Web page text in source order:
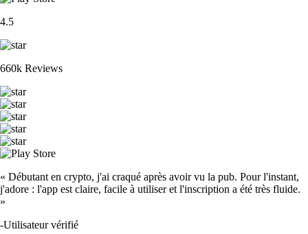
4.5
660k Reviews
« Débutant en crypto, j'ai craqué après avoir vu la pub. Pour l'instant,
j'adore : l'app est claire, facile à utiliser et l'inscription a été très fluide.
»
-Utilisateur vérifié